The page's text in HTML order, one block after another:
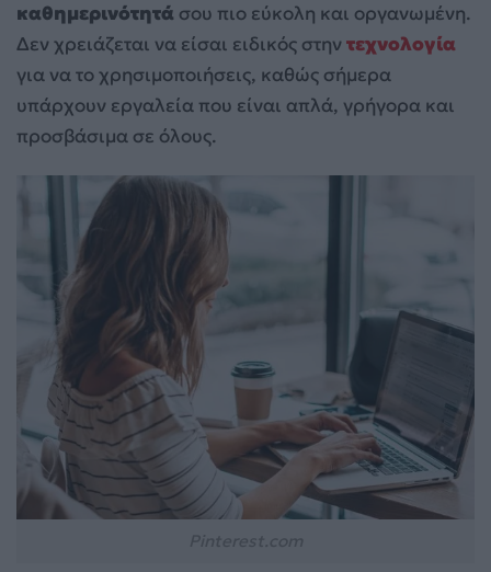
καθημερινότητά σου πιο εύκολη και οργανωμένη.
Δεν χρειάζεται να είσαι ειδικός στηντεχνολογία
για να το χρησιμοποιήσεις, καθώς σήμερα
υπάρχουν εργαλεία που είναι απλά, γρήγορα και
προσβάσιμα σε όλους.